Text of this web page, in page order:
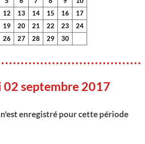
12 13 14 15 16
17
19 20 21 22 23
24
26 27 28 29 30
02 septembre 2017
enregistré pour cette période